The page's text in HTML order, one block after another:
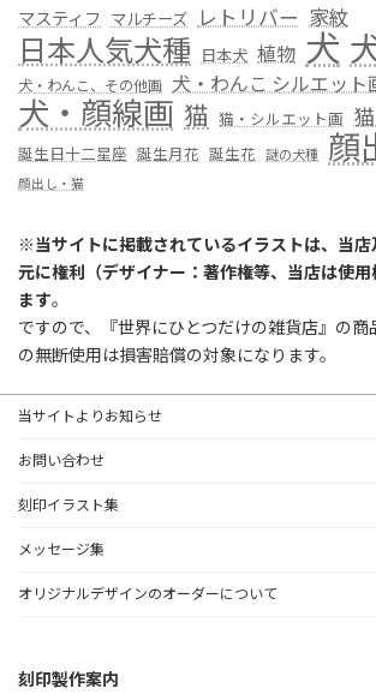
マスティフ マルチーズ レトリバー 家紋
日本人気犬種 日本犬 植物 犬
犬・わんこ、その他画 犬・わんこ シルエット
犬・顔線画 猫 猫・シルエット画
誕生日十二星座 誕生月花 誕生花 謎の犬種 顔
顔出し・猫
※当サイトに掲載されているイラストは、当
元に権利（デザイナー：著作権等、当店は使
ます。
ですので、『世界にひとつだけの雑貨店』の商
の無断使用は損害賠償の対象になります。
当サイトよりお知らせ
お問い合わせ
刻印イラスト集
メッセージ集
オリジナルデザインのオーダーについて
刻印製作案内